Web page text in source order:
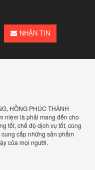
NHẬN TIN
HỒNG PHÚC THÀNH
niệm là phải mang đến cho
tốt, chế độ dịch vụ tốt, cùng
cấp những sản phẩm
của mọi người.